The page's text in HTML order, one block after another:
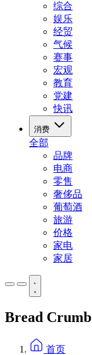
综合
娱乐
经贸
气候
赛事
宏观
教育
党建
快讯
消费
全部
品牌
电商
零售
奢侈品
葡萄酒
旅游
价格
家电
家居
Bread Crumb
首页